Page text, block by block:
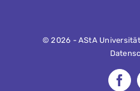
©2026 - AStA Universität